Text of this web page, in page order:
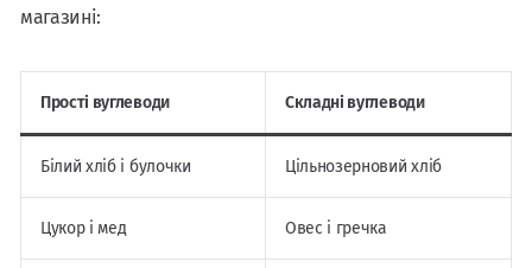
магазині:
Прості вуглеводи Складні вуглеводи
Білий хліб і булочки Цільнозерновий хліб
Цукор і мед Овес і гречка